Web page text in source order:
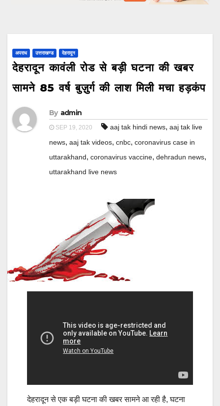
अपराध उत्तराखण्ड देहरादून
देहरादून कावंली रोड से बड़ी घटना की खबर
सामने 85 वर्ष बुज़ुर्ग की लाश मिली मचा हड़कंप
By admin
SEP 19, 2020 aaj tak hindi news, aaj tak live
news, aaj tak videos, cnbc, coronavirus case in
uttarakhand, coronavirus vaccine, dehradun news,
uttarakhand live news
देहरादून से एक बड़ी घटना की खबर सामने आ रही है, घटना